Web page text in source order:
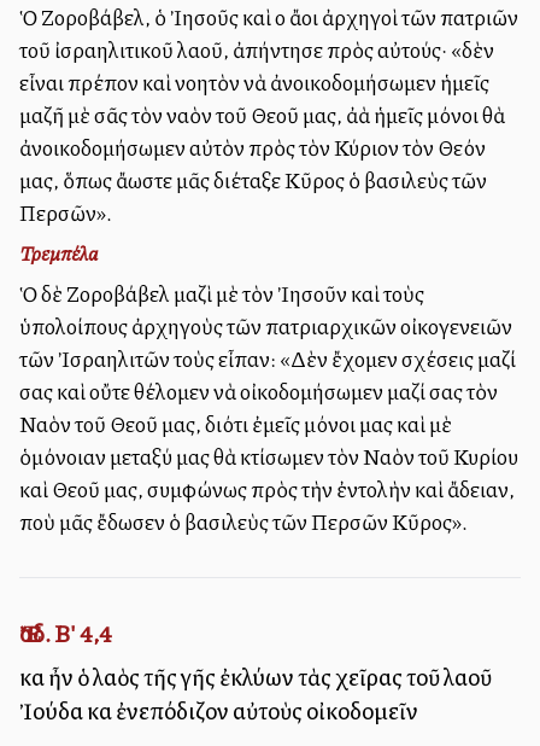
Ὁ Ζοροβάβελ, ὁ Ἰησοῦς καὶ οἱ ἄλλοι ἀρχηγοὶ τῶν πατριῶν
τοῦ ἰσραηλιτικοῦ λαοῦ, ἀπήντησε πρὸς αὐτούς· «δὲν
εἶναι πρέπον καὶ νοητὸν νὰ ἀνοικοδομήσωμεν ἡμεῖς
μαζῆ μὲ σᾶς τὸν ναὸν τοῦ Θεοῦ μας, ἀλλὰ ἡμεῖς μόνοι θὰ
ἀνοικοδομήσωμεν αὐτὸν πρὸς τὸν Κύριον τὸν Θεόν
μας, ὅπως ἄλλωστε μᾶς διέταξε Κῦρος ὁ βασιλεὺς τῶν
Περσῶν».
Τρεμπέλα
Ὁ δὲ Ζοροβάβελ μαζὶ μὲ τὸν Ἰησοῦν καὶ τοὺς
ὑπολοίπους ἀρχηγοὺς τῶν πατριαρχικῶν οἰκογενειῶν
τῶν Ἰσραηλιτῶν τοὺς εἶπαν: «Δὲν ἔχομεν σχέσεις μαζί
σας καὶ οὔτε θέλομεν νὰ οἰκοδομήσωμεν μαζί σας τὸν
Ναὸν τοῦ Θεοῦ μας, διότι ἐμεῖς μόνοι μας καὶ μὲ
ὁμόνοιαν μεταξύ μας θὰ κτίσωμεν τὸν Ναὸν τοῦ Κυρίου
καὶ Θεοῦ μας, συμφώνως πρὸς τὴν ἐντολὴν καὶ ἄδειαν,
ποὺ μᾶς ἔδωσεν ὁ βασιλεὺς τῶν Περσῶν Κῦρος».
Ἔσδ. Β' 4,4
καὶ ἦν ὁ λαὸς τῆς γῆς ἐκλύων τὰς χεῖρας τοῦ λαοῦ
Ἰούδα καὶ ἐνεπόδιζον αὐτοὺς οἰκοδομεῖν